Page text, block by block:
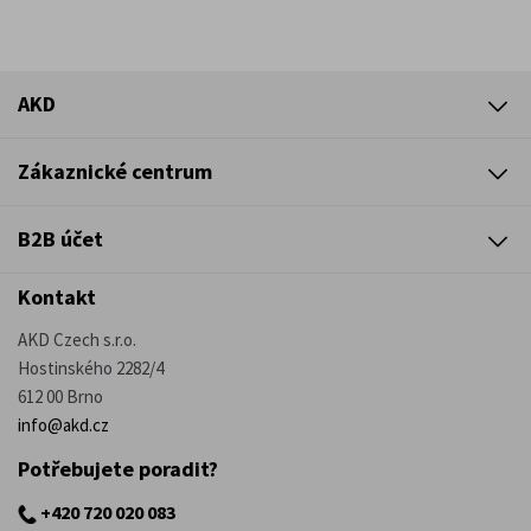
AKD
Zákaznické centrum
B2B účet
Kontakt
AKD Czech s.r.o.
Hostinského 2282/4
612 00 Brno
info@akd.cz
Potřebujete poradit?
+420 720 020 083